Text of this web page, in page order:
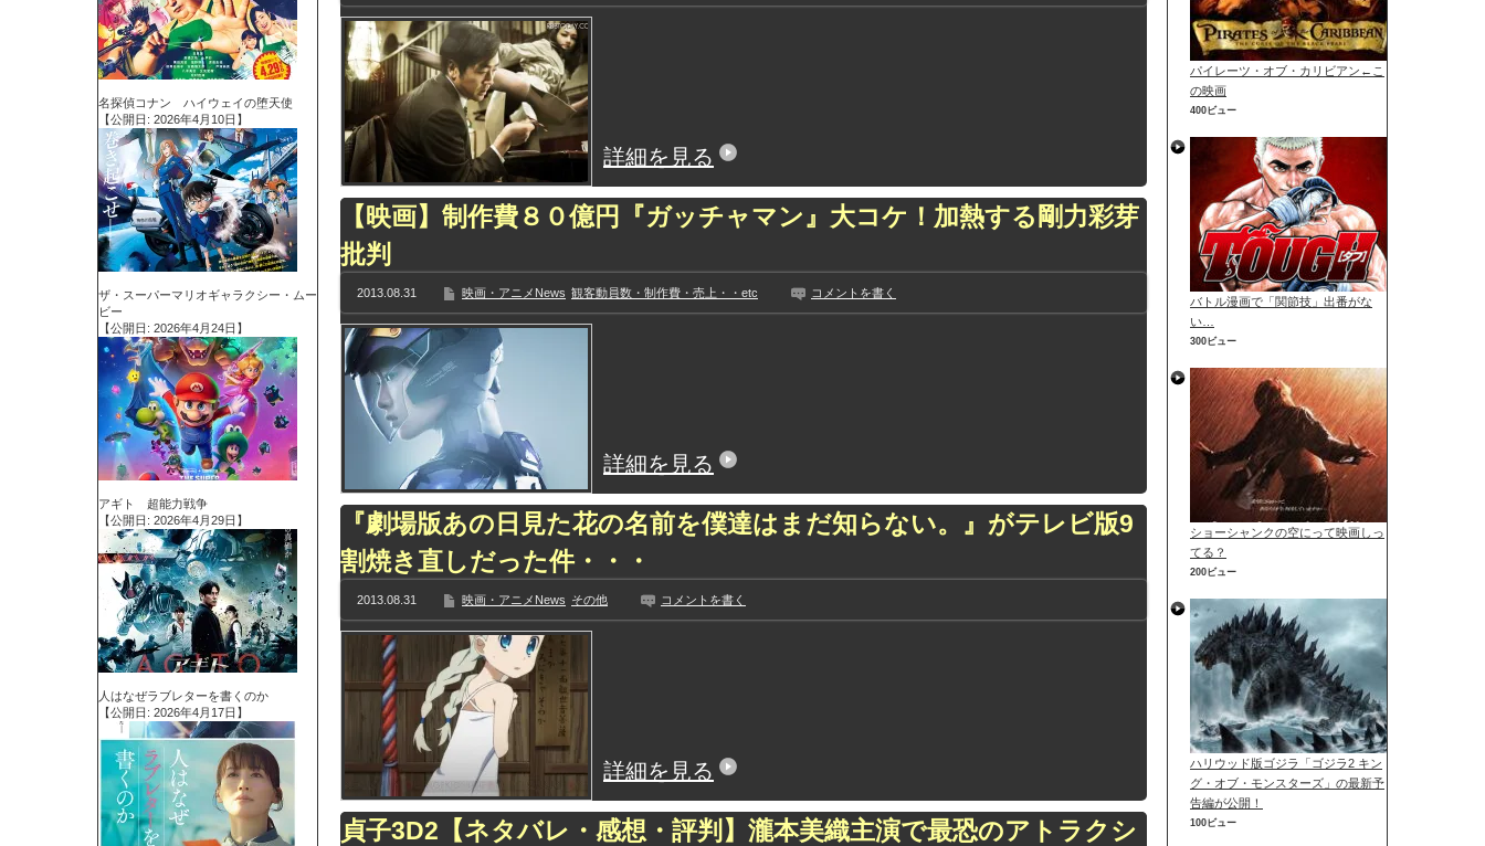
詳細を見る
【映画】制作費８０億円『ガッチャマン』大コケ！加熱する剛力彩芽
批判
2013.08.31 映画・アニメNews 観客動員数・制作費・売上・・etc コメントを書く
詳細を見る
『劇場版あの日見た花の名前を僕達はまだ知らない。』がテレビ版9
割焼き直しだった件・・・
2013.08.31 映画・アニメNews その他 コメントを書く
詳細を見る
貞子3D2【ネタバレ・感想・評判】瀧本美織主演で最恐のアトラクシ
名探偵コナン ハイウェイの堕天使
【公開日: 2026年4月10日】
ザ・スーパーマリオギャラクシー・ムー
ビー
【公開日: 2026年4月24日】
アギト 超能力戦争
【公開日: 2026年4月29日】
人はなぜラブレターを書くのか
【公開日: 2026年4月17日】
パイレーツ・オブ・カリビアン←こ
の映画
400ビュー
バトル漫画で「関節技」出番がな
い…
300ビュー
ショーシャンクの空にって映画しっ
てる？
200ビュー
ハリウッド版ゴジラ「ゴジラ2 キン
グ・オブ・モンスターズ」の最新予
告編が公開！
100ビュー